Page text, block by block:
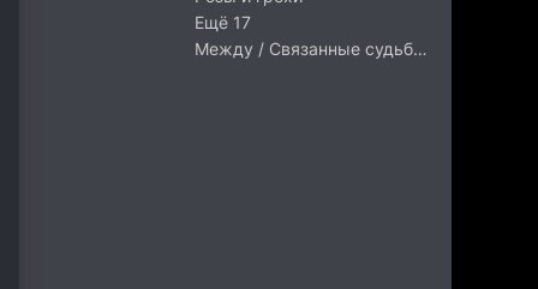
Ещё 17
Между / Связанные судьбой